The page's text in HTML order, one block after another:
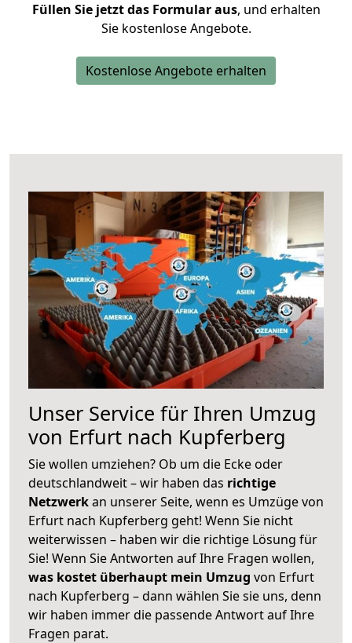
Füllen Sie jetzt das Formular aus, und erhalten
Sie kostenlose Angebote.
Kostenlose Angebote erhalten
Unser Service für Ihren Umzug
von Erfurt nach Kupferberg
Sie wollen umziehen? Ob um die Ecke oder
deutschlandweit – wir haben das richtige
Netzwerkan unserer Seite, wenn es Umzüge von
Erfurt nach Kupferberg geht! Wenn Sie nicht
weiterwissen – haben wir die richtige Lösung für
Sie! Wenn Sie Antworten auf Ihre Fragen wollen,
was kostet überhaupt mein Umzug von Erfurt
nach Kupferberg – dann wählen Sie sie uns, denn
wir haben immer die passende Antwort auf Ihre
Fragen parat.